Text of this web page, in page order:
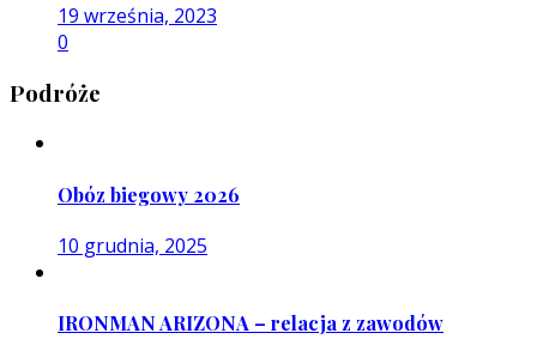
19 września, 2023
0
Podróże
Obóz biegowy 2026
10 grudnia, 2025
IRONMAN ARIZONA – relacja z zawodów